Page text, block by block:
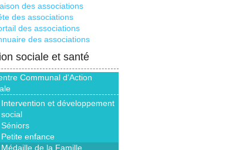
des associations
des associations
des associations
des associations
sociale et santé
Communal d'Action
Intervention et développement
social
Séniors
Petite enfance
Médaille de la Famille